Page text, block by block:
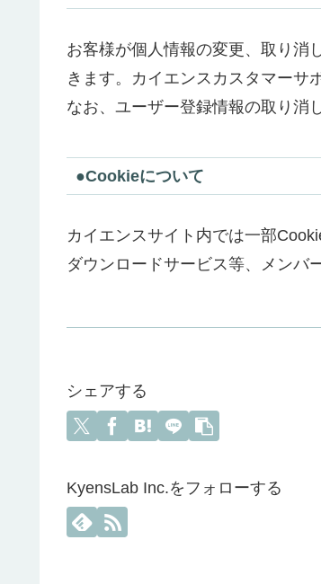
お客様が個人情報の変更、取り消
きます。カイエンスカスタマーサ
なお、ユーザー登録情報の取り消
●Cookieについて
カイエンスサイト内では一部
ダウンロードサービス等、メンバ
シェアする
KyensLab Inc.をフォローする